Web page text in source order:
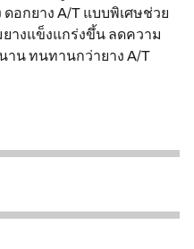
อกยาง A/T แบบพิเศษช่วย
างแข็งแกร่งขึ้น ลดความ
าน ทนทานกว่ายาง A/T